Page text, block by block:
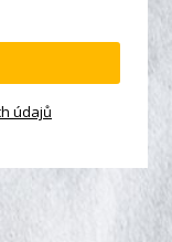
údajů